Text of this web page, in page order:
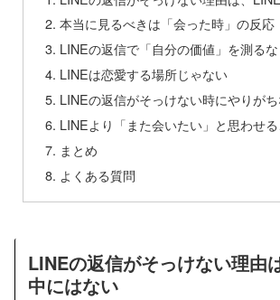
本当に見るべきは「会った時」の反応
LINEの返信で「自分の価値」を測るな
LINEは恋愛する場所じゃない
LINEの返信がそっけない時にやりが
LINEより「また会いたい」と思わせ
まとめ
よくある質問
LINEの返信がそっけない理由
中にはない